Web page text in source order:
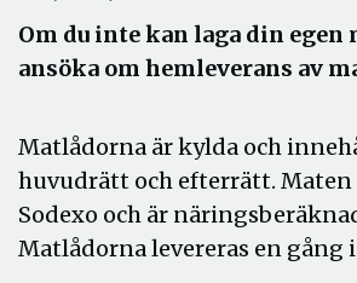
Om du inte kan laga din egen
ansöka om hemleverans av
Matlådorna är kylda och
huvudrätt och efterrätt. Maten
Sodexo och är
Matlådorna levereras en gång